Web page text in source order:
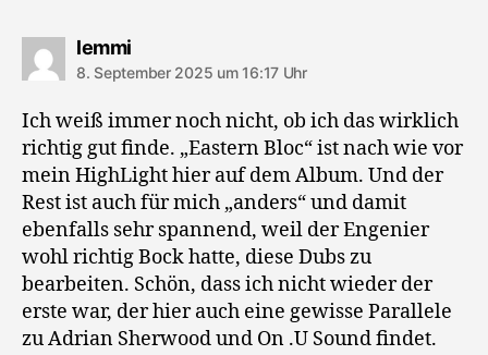
lemmisagt:
8. September 2025 um 16:17 Uhr
Ich weiß immer noch nicht, ob ich das wirklich
richtig gut finde. „Eastern Bloc“ ist nach wie vor
mein HighLight hier auf dem Album. Und der
Rest ist auch für mich „anders“ und damit
ebenfalls sehr spannend, weil der Engenier
wohl richtig Bock hatte, diese Dubs zu
bearbeiten. Schön, dass ich nicht wieder der
erste war, der hier auch eine gewisse Parallele
zu Adrian Sherwood und On .U Sound findet.